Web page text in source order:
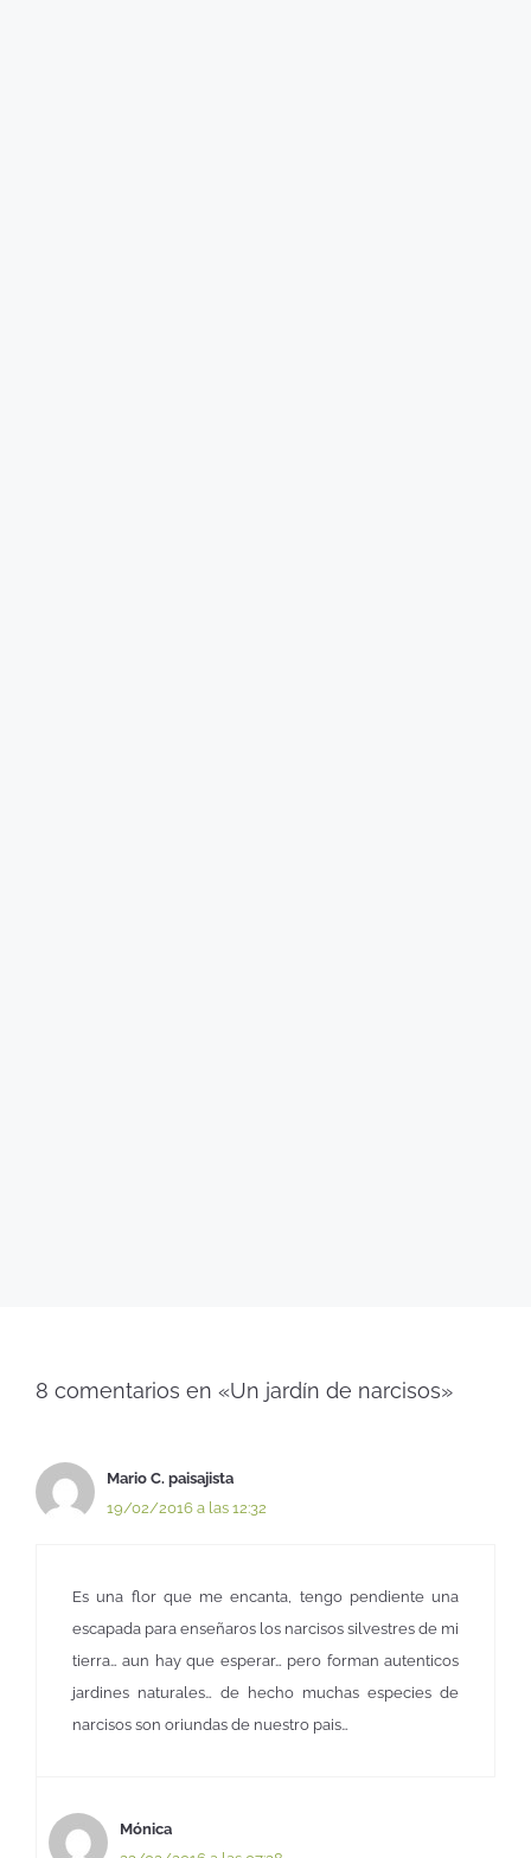
8 comentarios en «Un jardín de narcisos»
Mario C. paisajista
19/02/2016 a las 12:32
Es una flor que me encanta, tengo pendiente una
escapada para enseñaros los narcisos silvestres de mi
tierra… aun hay que esperar… pero forman autenticos
jardines naturales… de hecho muchas especies de
narcisos son oriundas de nuestro pais…
Mónica